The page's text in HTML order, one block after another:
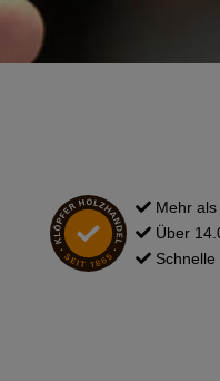
Mehr
Über